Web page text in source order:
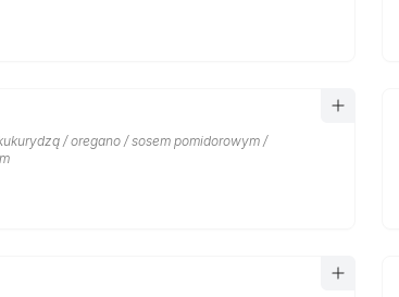
/ oregano / sosem pomidorowym /